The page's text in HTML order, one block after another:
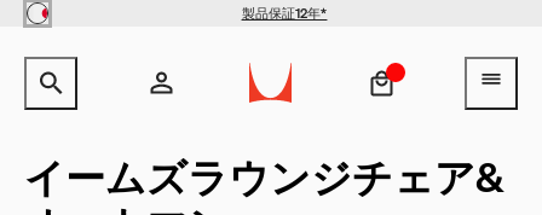
Skip to main content 製品保証12年*
サイト内検索のためのテキストを入力してください。
Herman Miller X HAY
¥100,100
ヘッダー検索ボックスをオープン
アカウント
イームズラウンジチェア&